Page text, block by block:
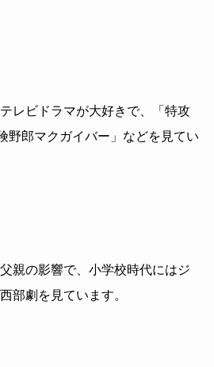
レビドラマが大好きで、「特攻
野郎マクガイバー」などを見てい
親の影響で、小学校時代にはジ
部劇を見ています。